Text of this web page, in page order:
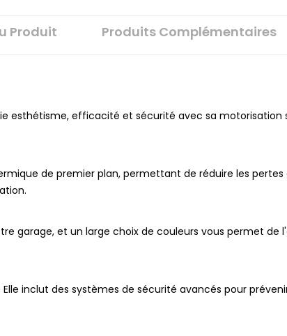
Produit Produits Complémentaires
esthétisme, efficacité et sécurité avec sa motorisation
de premier plan, permettant de réduire les
garage, et un large choix de couleurs vous permet de
inclut des systèmes de sécurité avancés pour